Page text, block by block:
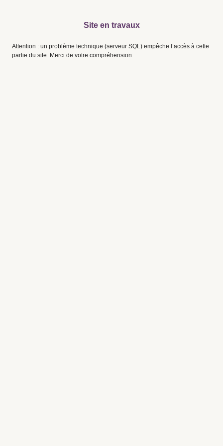
Site en travaux
Attention : un problème technique (serveur SQL) empêche l’accès à cette
partie du site. Merci de votre compréhension.